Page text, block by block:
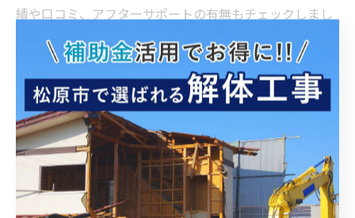
績や口コミ、アフターサポートの有無もチェックしまし
ょう。交野市での実績がある業者であれば、地域事情に
も精通しています。
見積もりを依頼する際は、現地調査を丁寧に行い、工事
内容や費用の内訳を明確に説明してくれる業者を選びま
す。不明点を質問した際の対応や、近隣への配慮・説明
がしっかりできるかも重要な判断基準です。悪質な業者
によるトラブルを防ぐためにも、契約前に十分な情報収
集と比較検討を行いましょう。